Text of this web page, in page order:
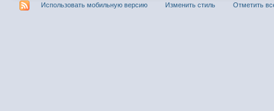
Использовать мобильную версию Изменить стиль Отметить